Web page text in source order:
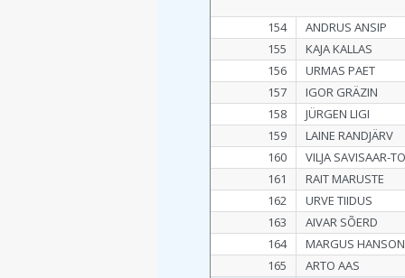
154
ANDRUS ANSIP
155
KAJA KALLAS
156
URMAS PAET
157
IGOR GRÄZIN
158
JÜRGEN LIGI
159
LAINE RANDJÄRV
160
VILJA SAVISAAR-
161
RAIT MARUSTE
162
URVE TIIDUS
163
AIVAR SÕERD
164
MARGUS HANSON
165
ARTO AAS